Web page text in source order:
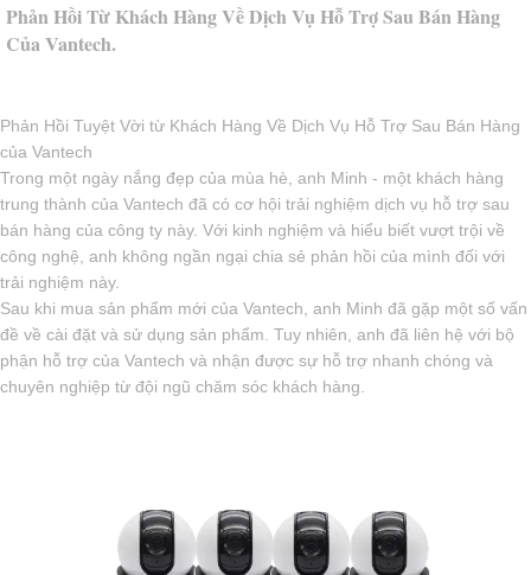
Phản Hồi Từ Khách Hàng Về Dịch Vụ Hỗ Trợ Sau Bán Hàng
Của Vantech.
Phản Hồi Tuyệt Vời từ Khách Hàng Về Dịch Vụ Hỗ Trợ Sau Bán Hàng
của Vantech
Trong một ngày nắng đẹp của mùa hè, anh Minh - một khách hàng
trung thành của Vantech đã có cơ hội trải nghiệm dịch vụ hỗ trợ sau
bán hàng của công ty này. Với kinh nghiệm và hiểu biết vượt trội về
công nghệ, anh không ngần ngại chia sẻ phản hồi của mình đối với
trải nghiệm này.
Sau khi mua sản phẩm mới của Vantech, anh Minh đã gặp một số vấn
đề về cài đặt và sử dụng sản phẩm. Tuy nhiên, anh đã liên hệ với bộ
phận hỗ trợ của Vantech và nhận được sự hỗ trợ nhanh chóng và
chuyên nghiệp từ đội ngũ chăm sóc khách hàng.